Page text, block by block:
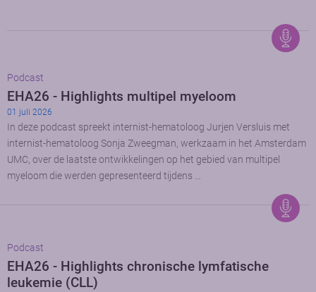
Podcast
EHA26 - Highlights multipel myeloom
01 juli 2026
In deze podcast spreekt internist-hematoloog Jurjen Versluis met
internist-hematoloog Sonja Zweegman, werkzaam in het Amsterdam
UMC, over de laatste ontwikkelingen op het gebied van multipel
myeloom die werden gepresenteerd tijdens …
Podcast
EHA26 - Highlights chronische lymfatische
leukemie (CLL)